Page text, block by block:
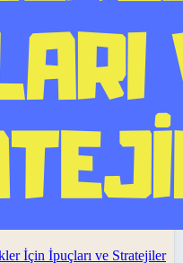
İçin İpuçları ve Stratejiler